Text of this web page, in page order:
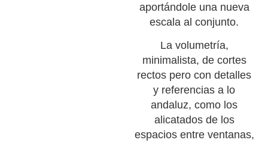
aportándole una nueva
escala al conjunto.
La volumetría,
minimalista, de cortes
rectos pero con detalles
y referencias a lo
andaluz, como los
alicatados de los
espacios entre ventanas,